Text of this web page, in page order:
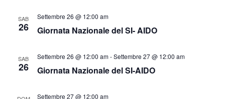
SAB
26 Giornata Nazionale del SI- AIDO
Settembre 26 @ 12:00 am
SAB
26 Giornata Nazionale del SI-AIDO
Settembre 26 @ 12:00 am-Settembre 27 @ 12:00 am
Settembre 27 @ 12:00 am